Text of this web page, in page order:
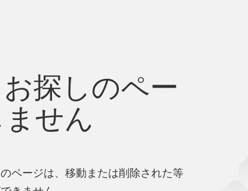
探しのペー
せん
ページは、移動または削除された等